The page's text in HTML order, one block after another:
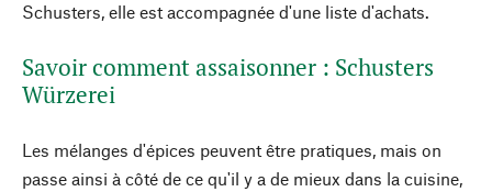
Schusters, elle est accompagnée d'une liste d'achats.
Savoir comment assaisonner : Schusters
Würzerei
Les mélanges d'épices peuvent être pratiques, mais on
passe ainsi à côté de ce qu'il y a de mieux dans la cuisine,